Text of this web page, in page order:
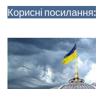
Корисні посилання: